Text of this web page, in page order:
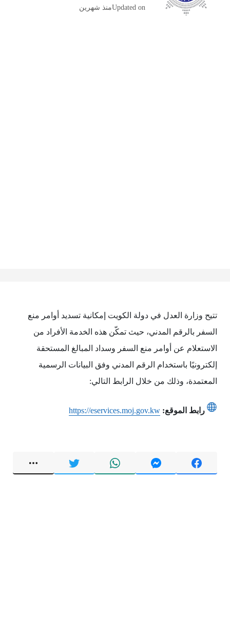
Updated onمنذ شهرين
تتيح وزارة العدل في دولة الكويت إمكانية تسديد أوامر منع
السفر بالرقم المدني، حيث تمكّن هذه الخدمة الأفراد من
الاستعلام عن أوامر منع السفر وسداد المبالغ المستحقة
إلكترونيًا باستخدام الرقم المدني وفق البيانات الرسمية
المعتمدة، وذلك من خلال الرابط التالي:
رابط الموقع: https://eservices.moj.gov.kw